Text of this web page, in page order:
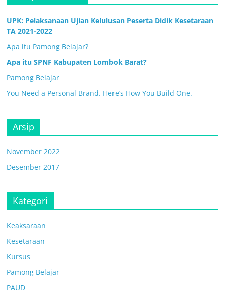
UPK: Pelaksanaan Ujian Kelulusan Peserta Didik Kesetaraan
TA 2021-2022
Apa itu Pamong Belajar?
Apa itu SPNF Kabupaten Lombok Barat?
Pamong Belajar
You Need a Personal Brand. Here’s How You Build One.
Arsip
November 2022
Desember 2017
Kategori
Keaksaraan
Kesetaraan
Kursus
Pamong Belajar
PAUD